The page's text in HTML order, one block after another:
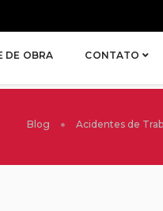
DE OBRA CONTATO
Blog Acidentes de